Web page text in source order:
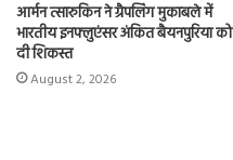
आर्मन त्सारुकिन ने ग्रैपलिंग मुकाबले में
भारतीय इनफ्लुएंसर अंकित बैयनपुरिया को
दी शिकस्त
August 2, 2026